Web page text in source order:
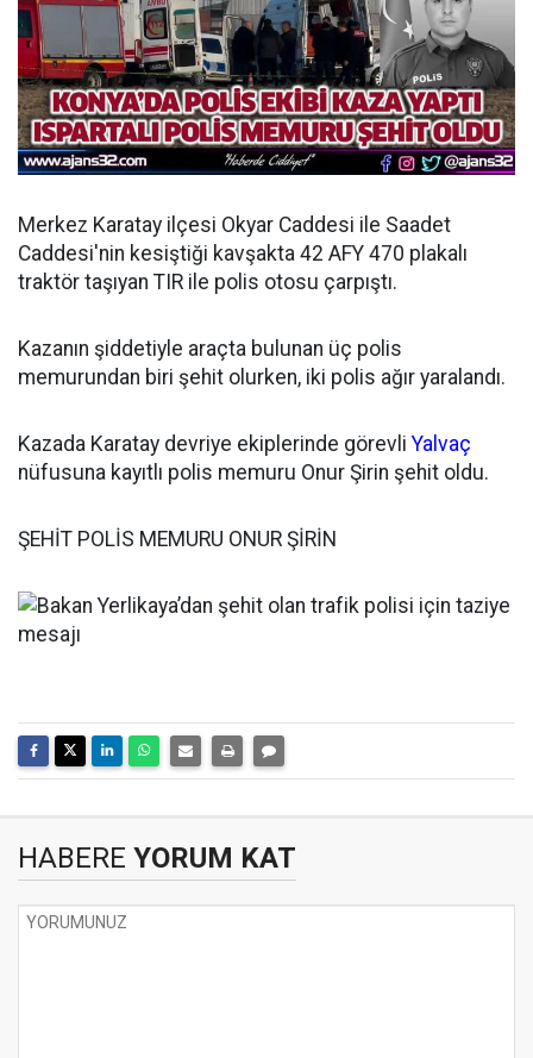
Merkez Karatay ilçesi Okyar Caddesi ile Saadet
Caddesi'nin kesiştiği kavşakta 42 AFY 470 plakalı
traktör taşıyan TIR ile polis otosu çarpıştı.
Kazanın şiddetiyle araçta bulunan üç polis
memurundan biri şehit olurken, iki polis ağır yaralandı.
Kazada Karatay devriye ekiplerinde görevliYalvaç
nüfusuna kayıtlı polis memuru Onur Şirin şehit oldu.
ŞEHİT POLİS MEMURU ONUR ŞİRİN
HABERE YORUM KAT